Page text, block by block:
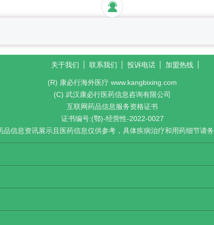
关于我们 联系我们 投诉电话 加盟热线
(R) 康必行海外医疗 www.kangbixing.com
(C) 武汉康必行医药信息咨询有限公司
互联网药品信息服务资格证书
证书编号:(鄂)-经营性-2022-0027
信息资讯展示且医药信息仅供参考，具体疾病治疗和用药细节请